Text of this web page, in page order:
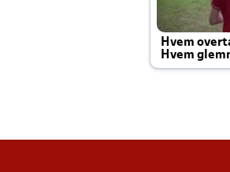
Hvem
Hvem
Joachim